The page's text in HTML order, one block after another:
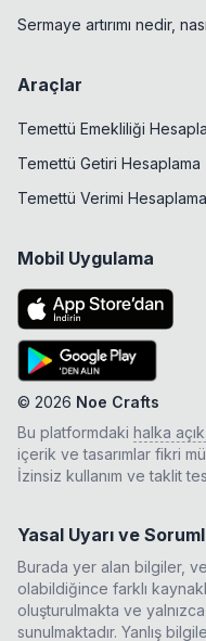
Sermaye artırımı nedir,
Araçlar
Temettü Emekliliği
Temettü Getiri Hesaplama
Temettü Verimi Hesaplama
Mobil Uygulama
© 2026 Noe Crafts
Bu platformdaki halka
içerik ve tasarımlar fikri
İzinsiz kullanım ve taklit
Yasal Uyarı ve
Burada yer alan bilgiler,
olabildiğince farklı
oluşturulmakta ve
sunulmaktadır. Yanlış